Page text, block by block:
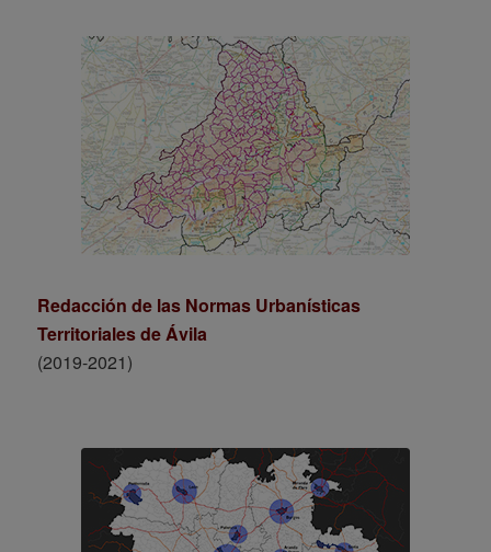
Redacción de las Normas Urbanísticas
Territoriales de Ávila
(2019-2021)